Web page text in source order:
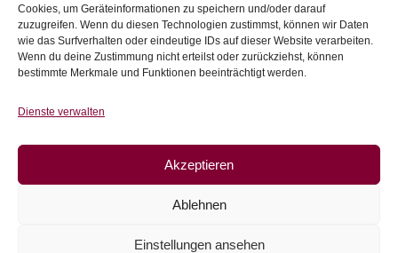
Cookies, um Geräteinformationen zu speichern und/oder darauf
zuzugreifen. Wenn du diesen Technologien zustimmst, können wir Daten
wie das Surfverhalten oder eindeutige IDs auf dieser Website verarbeiten.
Wenn du deine Zustimmung nicht erteilst oder zurückziehst, können
bestimmte Merkmale und Funktionen beeinträchtigt werden.
Dienste verwalten
Akzeptieren
Ablehnen
Einstellungen ansehen
inkl. 20 % MwSt.
Zur Wunschliste
inkl. 20 % MwSt.
Zur Wunschliste